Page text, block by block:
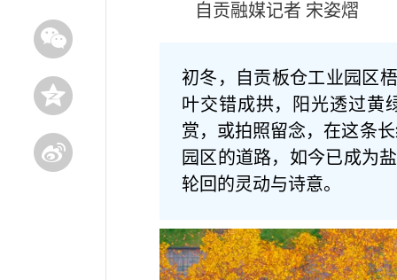
自贡融媒记者 宋姿熠
初冬，自贡板仓工业园区
叶交错成拱，阳光透过黄
赏，或拍照留念，在这条
园区的道路，如今已成为
轮回的灵动与诗意。